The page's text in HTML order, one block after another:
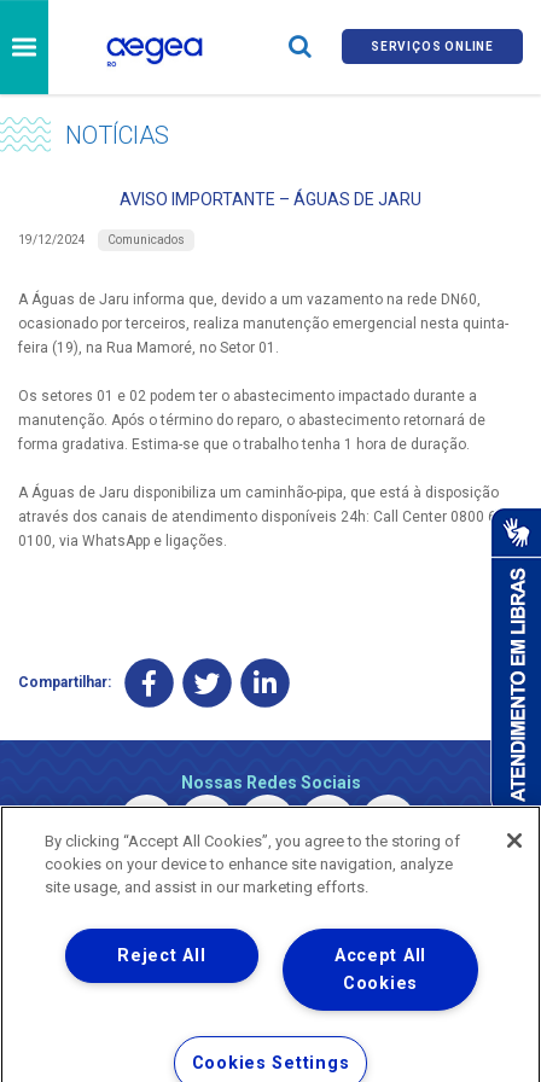
SERVIÇOS ONLINE
NOTÍCIAS
AVISO IMPORTANTE – ÁGUAS DE JARU
19/12/2024 Comunicados
A Águas de Jaru informa que, devido a um vazamento na rede DN60,
ocasionado por terceiros, realiza manutenção emergencial nesta quinta-
feira (19), na Rua Mamoré, no Setor 01.
Os setores 01 e 02 podem ter o abastecimento impactado durante a
manutenção. Após o término do reparo, o abastecimento retornará de
forma gradativa. Estima-se que o trabalho tenha 1 hora de duração.
A Águas de Jaru disponibiliza um caminhão-pipa, que está à disposição
através dos canais de atendimento disponíveis 24h: Call Center 0800 690
0100, via WhatsApp e ligações.
Compartilhar:
Nossas Redes Sociais
Copyright © 2026 - Todos os Direitos Reservados.
Nossa natureza movimenta a vida
Termos Gerais de Uso de Sites e Aplicativos
Política de Privacidade e Proteção de Dados
By clicking “Accept All Cookies”, you agree to the storing of
cookies on your device to enhance site navigation, analyze
site usage, and assist in our marketing efforts.
Accept All
Cookies
Reject All
Cookies Settings